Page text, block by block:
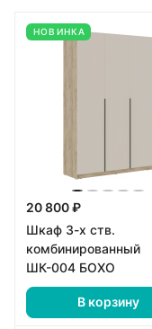
НОВИНКА
20 800 ₽
Шкаф 3-х ств.
комбинированный
ШК-004 БОХО
В корзину